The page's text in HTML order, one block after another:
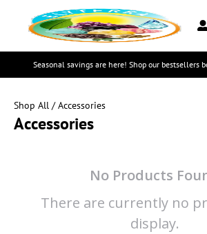
Seasonal savings are here! Shop our bestsellers
Shop All / Accessories
Accessories
No Products
There are currently no
display.